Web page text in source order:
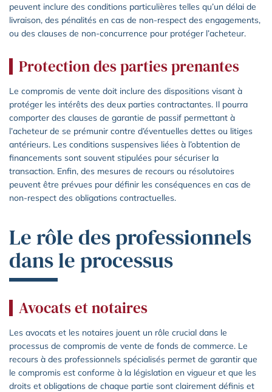
peuvent inclure des conditions particulières telles qu’un délai de
livraison, des pénalités en cas de non-respect des engagements,
ou des clauses de non-concurrence pour protéger l’acheteur.
Protection des parties prenantes
Le compromis de vente doit inclure des dispositions visant à
protéger les intérêts des deux parties contractantes. Il pourra
comporter des clauses de garantie de passif permettant à
l’acheteur de se prémunir contre d’éventuelles dettes ou litiges
antérieurs. Les conditions suspensives liées à l’obtention de
financements sont souvent stipulées pour sécuriser la
transaction. Enfin, des mesures de recours ou résolutoires
peuvent être prévues pour définir les conséquences en cas de
non-respect des obligations contractuelles.
Le rôle des professionnels
dans le processus
Avocats et notaires
Les avocats et les notaires jouent un rôle crucial dans le
processus de compromis de vente de fonds de commerce. Le
recours à des professionnels spécialisés permet de garantir que
le compromis est conforme à la législation en vigueur et que les
droits et obligations de chaque partie sont clairement définis et